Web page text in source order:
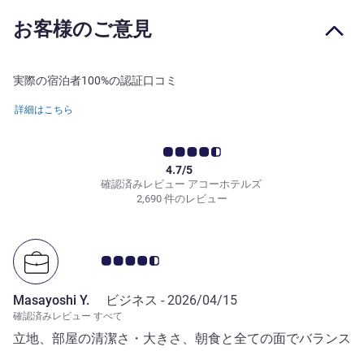
お客様のご意見
実際の宿泊者100%の認証口コミ
詳細はこちら
確認済みレビュー アコーホテルズ
4.7/5
2,690 件のレビュー
お客さまの声 4.5/5
Masayoshi Y. ビジネス - 2026/04/15
確認済みレビュー すべて
立地、部屋の清潔さ・大きさ、朝食と全ての面でバランス